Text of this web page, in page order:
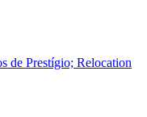
de Prestígio; Relocation